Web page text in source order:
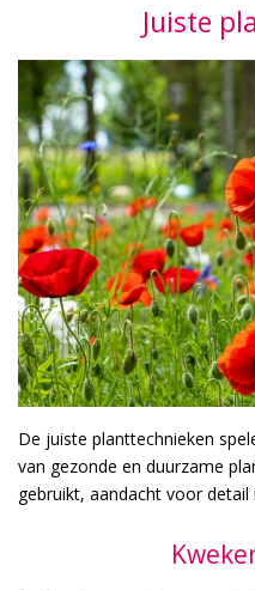
Juiste
De juiste planttechnieken
van gezonde en duurzame
gebruikt, aandacht voor detail